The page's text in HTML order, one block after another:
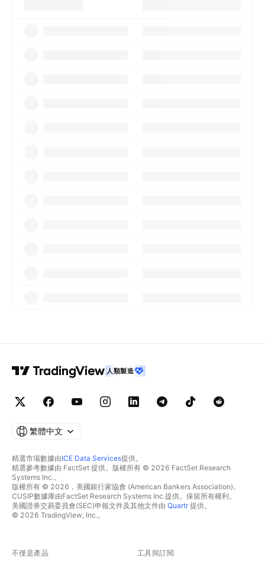
人類製造
繁體中文
精選市場數據由ICE Data Services提供。
精選參考數據由 FactSet 提供。版權所有 © 2026 FactSet Research
Systems Inc.。
版權所有 © 2026，美國銀行家協會 (American Bankers Association)。
CUSIP數據庫由FactSet Research Systems Inc.提供。保留所有權利。
美國證券交易委員會(SEC)申報文件及其他文件由 Quartr提供。
© 2026 TradingView, Inc.。
不僅是產品 工具與訂閱